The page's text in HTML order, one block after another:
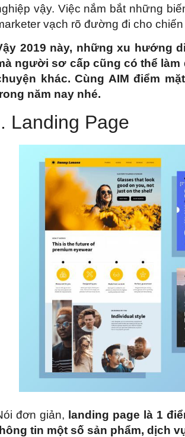
vậy. Việc nắm bắt những
vạch rõ đường đi cho
2019 này, những xu hướng
người sơ cấp cũng có thể
khác. Cùng AIM điểm
năm nay nhé.
Landing Page
đơn giản, landing page là 1
tin một số sản phẩm, dịch